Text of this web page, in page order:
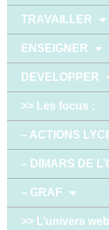
TRAVAILLER
ENSEIGNER
DEVELOPPER
>> Les focus :
– ACTIONS
– DIMARS DE
– GRAF
>> L’univers web